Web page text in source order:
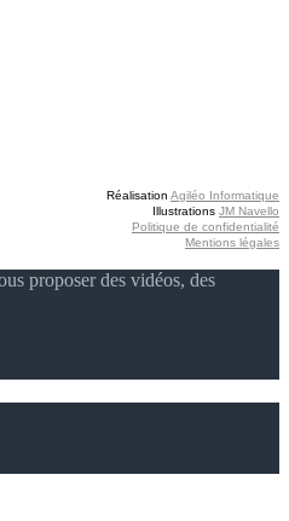
Réalisation Agiléo Informatique
Illustrations JM Navello
Politique de confidentialité
Mentions légales
proposer des vidéos, des